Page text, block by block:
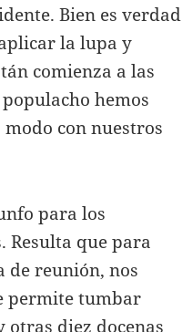
Bien es verdad
la lupa y
comienza a las
hemos
con nuestros
para los
Resulta que para
de reunión, nos
permite tumbar
diez docenas